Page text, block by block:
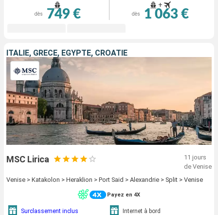
dès 749 €
+
dès 1 063 €
ITALIE, GRÈCE, EGYPTE, CROATIE
MSC Lirica
11 jours
de Venise
Venise > Katakolon > Heraklion > Port Said > Alexandrie > Split > Venise
Payez en 4X
Surclassement inclus
Internet à bord